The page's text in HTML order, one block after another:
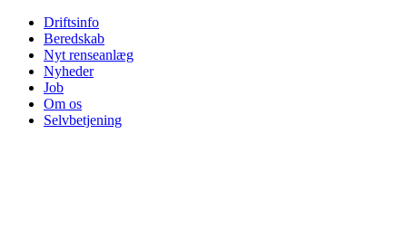
Driftsinfo
Beredskab
Nyt renseanlæg
Nyheder
Job
Om os
Selvbetjening